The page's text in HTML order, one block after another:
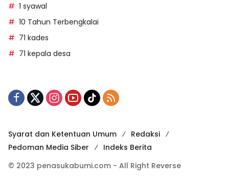
1 syawal
10 Tahun Terbengkalai
71 kades
71 kepala desa
Syarat dan Ketentuan Umum
Redaksi
Pedoman Media Siber
Indeks Berita
© 2023 penasukabumi.com - All Right Reverse